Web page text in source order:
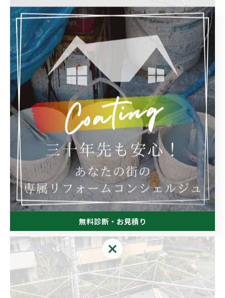
棟の下地(貫き)を取り付けます↓
無料診断・お見積り
無料診断・お見積り